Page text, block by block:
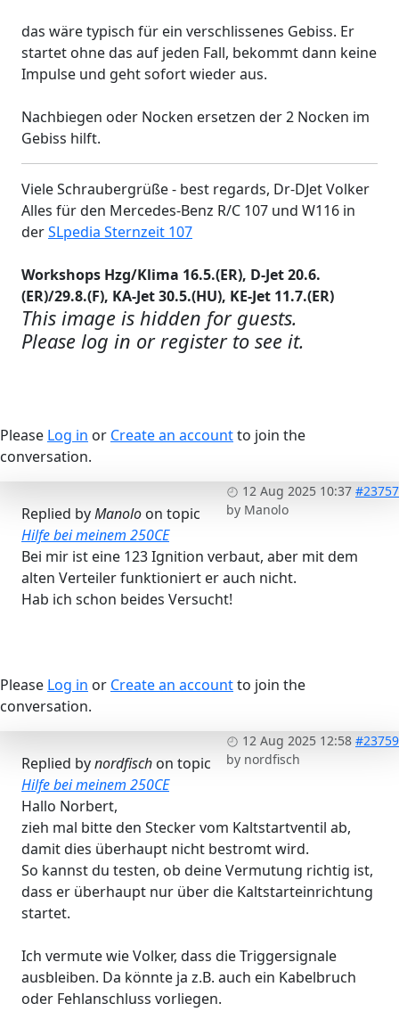
das wäre typisch für ein verschlissenes Gebiss. Er
startet ohne das auf jeden Fall, bekommt dann keine
Impulse und geht sofort wieder aus.
Nachbiegen oder Nocken ersetzen der 2 Nocken im
Gebiss hilft.
Viele Schraubergrüße - best regards, Dr-DJet Volker
Alles für den Mercedes-Benz R/C 107 und W116 in
derSLpedia Sternzeit 107
Workshops Hzg/Klima 16.5.(ER), D-Jet 20.6.
(ER)/29.8.(F), KA-Jet 30.5.(HU), KE-Jet 11.7.(ER)
This image is hidden for guests.
Please log in or register to see it.
Please Log in or Create an accountto join the
conversation.
12 Aug 2025 10:37 #23757
by Manolo
Replied byManoloon topic
Hilfe bei meinem 250CE
Bei mir ist eine 123 Ignition verbaut, aber mit dem
alten Verteiler funktioniert er auch nicht.
Hab ich schon beides Versucht!
Please Log in or Create an accountto join the
conversation.
12 Aug 2025 12:58 #23759
by nordfisch
Replied bynordfischon topic
Hilfe bei meinem 250CE
Hallo Norbert,
zieh mal bitte den Stecker vom Kaltstartventil ab,
damit dies überhaupt nicht bestromt wird.
So kannst du testen, ob deine Vermutung richtig ist,
dass er überhaupt nur über die Kaltstarteinrichtung
startet.
Ich vermute wie Volker, dass die Triggersignale
ausbleiben. Da könnte ja z.B. auch ein Kabelbruch
oder Fehlanschluss vorliegen.